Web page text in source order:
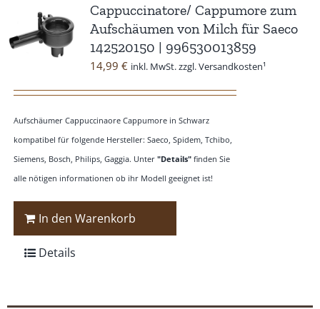
Cappuccinatore/ Cappumore zum
Aufschäumen von Milch für Saeco
142520150 | 996530013859
14,99 € inkl. MwSt. zzgl. Versandkosten¹
Aufschäumer Cappuccinaore Cappumore in Schwarz
kompatibel für folgende Hersteller: Saeco, Spidem, Tchibo,
Siemens, Bosch, Philips, Gaggia. Unter "Details"finden Sie
alle nötigen informationen ob ihr Modell geeignet ist!
In den Warenkorb
Details